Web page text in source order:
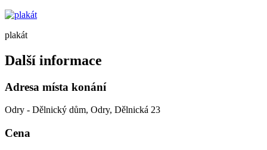
plakát
Další informace
Adresa místa konání
Odry - Dělnický dům, Odry, Dělnická 23
Cena